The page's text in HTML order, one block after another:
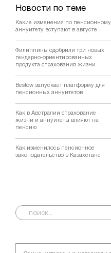
Новости по теме
Какие изменения по пенсионному
аннуитету вступают в августе
Филиппины одобрили три новых
гендерно-ориентированных
продукта страхования жизни
Bestow запускает платформу для
пенсионных аннуитетов
Как в Австралии страхование
жизни и аннуитеты влияют на
пенсию
Как изменилось пенсионное
законодательство в Казахстане